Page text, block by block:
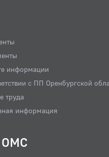
информации
с ПП Оренбургской
труда
информация
ОМС